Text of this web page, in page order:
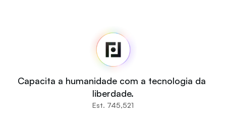
Sala de imprensa
Código fonte
Fedi For
Tu
Comunidades
Organizações
Capacita a humanidade com a tecnologia da
liberdade.
Est. 745,521